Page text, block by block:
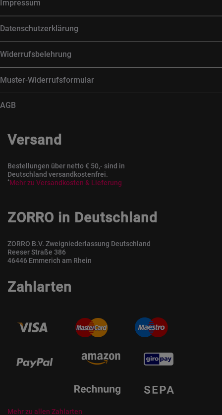
Impressum
Datenschutzerklärung
Widerrufsbelehrung
Muster-Widerrufsformular
AGB
Versand
Bestellungen über netto € 50,- sind in
Deutschland versandkostenfrei.
*Mehr zu Versandkosten & Lieferung
ZORRO in Deutschland
ZORRO B.V. Zweigniederlassung Deutschland
Reeser Straße 386
46446 Emmerich am Rhein
Zahlarten
Mehr zu allen Zahlarten